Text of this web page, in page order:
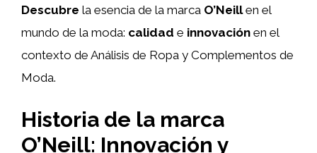
Descubre la esencia de la marca O’Neillen el
mundo de la moda: calidad e innovación en el
contexto de Análisis de Ropa y Complementos de
Moda.
Historia de la marca
O’Neill: Innovación y